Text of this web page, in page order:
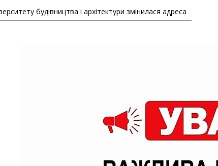
будівництва і архітектури змінилася адреса